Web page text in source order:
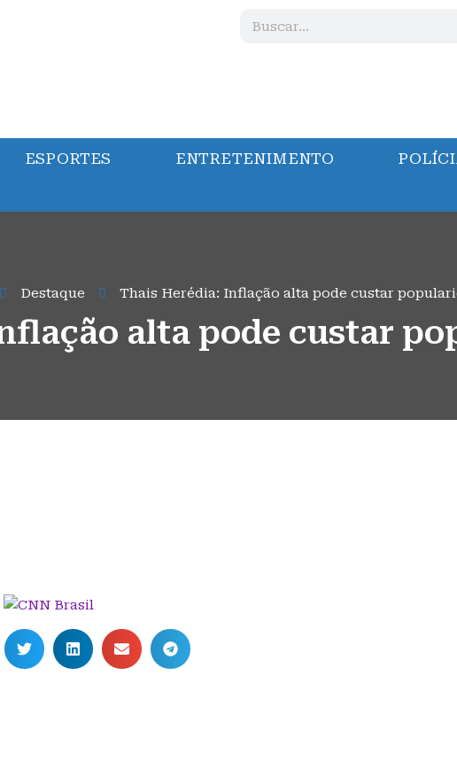
ESPORTES ENTRETENIMENTO
Destaque Thais Herédia: Inflação alta pode custar
alta pode custar